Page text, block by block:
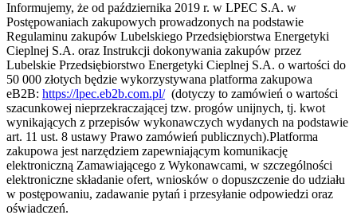
Informujemy, że od października 2019 r. w LPEC S.A. w
Postępowaniach zakupowych prowadzonych na podstawie
Regulaminu zakupów Lubelskiego Przedsiębiorstwa Energetyki
Cieplnej S.A. oraz Instrukcji dokonywania zakupów przez
Lubelskie Przedsiębiorstwo Energetyki Cieplnej S.A. o wartości do
50 000 złotych będzie wykorzystywana platforma zakupowa
eB2B: https://lpec.eb2b.com.pl/(dotyczy to zamówień o wartości
szacunkowej nieprzekraczającej tzw. progów unijnych, tj. kwot
wynikających z przepisów wykonawczych wydanych na podstawie
art. 11 ust. 8 ustawy Prawo zamówień publicznych).Platforma
zakupowa jest narzędziem zapewniającym komunikację
elektroniczną Zamawiającego z Wykonawcami, w szczególności
elektroniczne składanie ofert, wniosków o dopuszczenie do udziału
w postępowaniu, zadawanie pytań i przesyłanie odpowiedzi oraz
oświadczeń.